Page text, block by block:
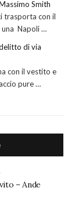
Smith
trasporta con il
una Napoli …
di via
con il vestito e
pure …
– Ande